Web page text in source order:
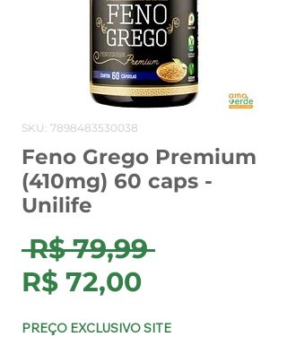
SKU: 7898483530038
Feno Grego Premium
(410mg) 60 caps -
Unilife
R$ 79,99 Preço
R$ 72,00Preço
PREÇO EXCLUSIVO SITE